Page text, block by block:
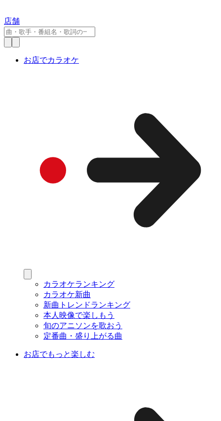
店舗
お店でカラオケ
カラオケランキング
カラオケ新曲
新曲トレンドランキング
本人映像で楽しもう
旬のアニソンを歌おう
定番曲・盛り上がる曲
お店でもっと楽しむ